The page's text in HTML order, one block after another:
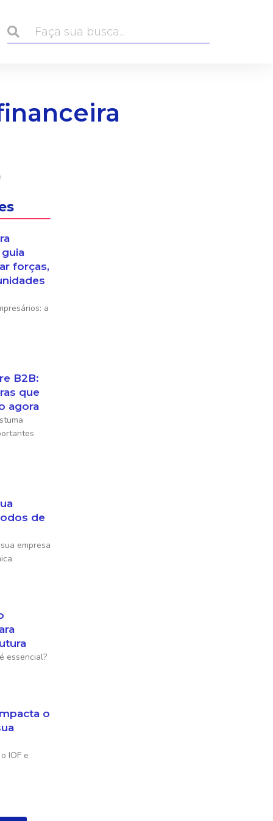
forças,
a
B2B:
que
agora
de
empresa
essencial?
o
IOF e